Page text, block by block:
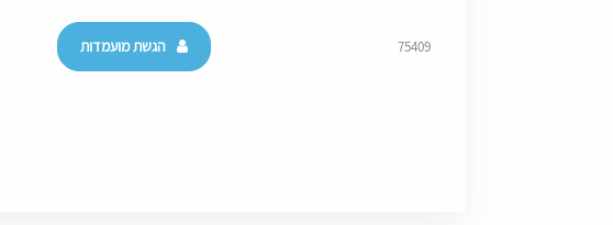
75409 הגשת מועמדות